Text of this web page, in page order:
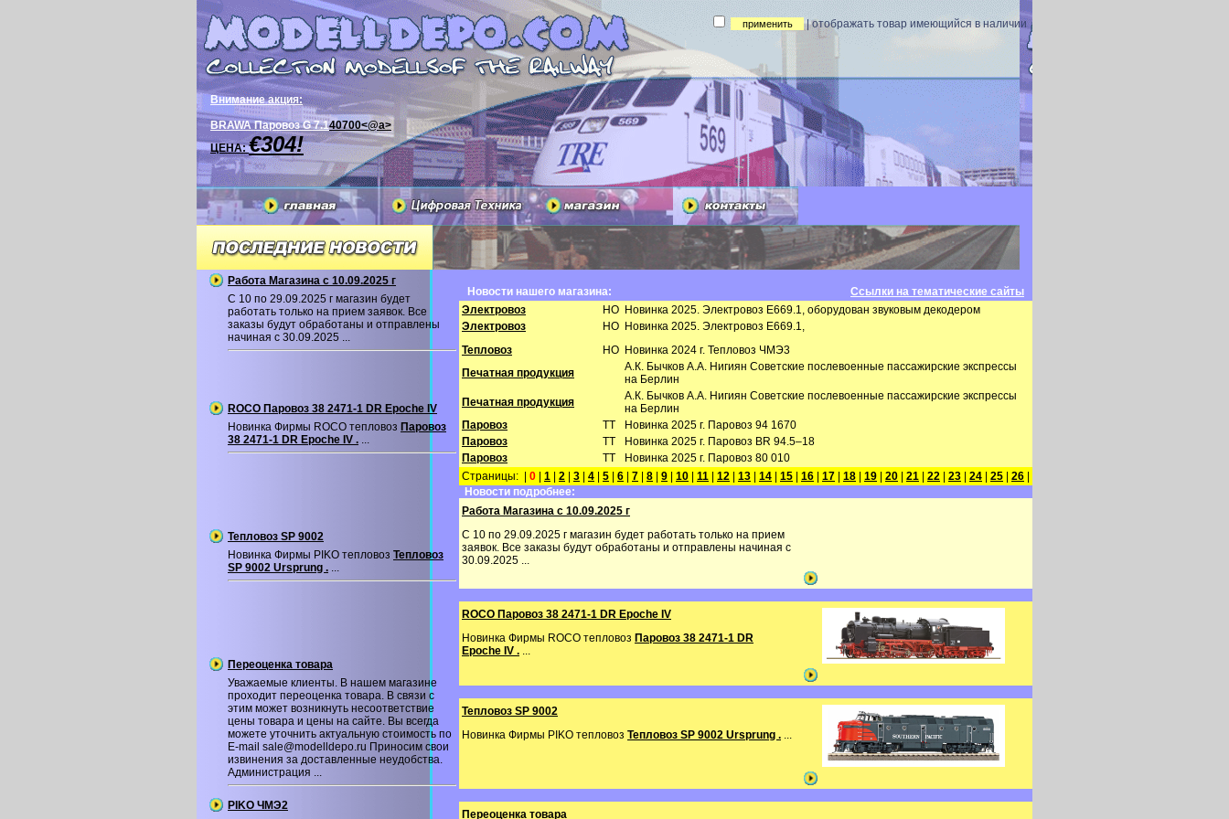
| отображать товар имеющийся в наличии
Внимание акция:
BRAWA Паровоз G 7.140700<@a>
ЦЕНА:€304!
Работа Магазина с 10.09.2025 г
С 10 по 29.09.2025 г магазин будет
работать только на прием заявок. Все
заказы будут обработаны и отправлены
начиная с 30.09.2025 ...
ROCO Паровоз 38 2471-1 DR Epoche IV
Новинка Фирмы ROCO тепловоз Паровоз
38 2471-1 DR Epoche IV . ...
Тепловоз SP 9002
Новинка Фирмы PIKO тепловоз Тепловоз
SP 9002 Ursprung . ...
Переоценка товара
Уважаемые клиенты. В нашем магазине
проходит переоценка товара. В связи с
этим может возникнуть несоответствие
цены товара и цены на сайте. Вы всегда
можете уточнить актуальную стоимость по
E-mail sale@modelldepo.ru Приносим свои
извинения за доставленные неудобства.
Администрация ...
PIKO ЧМЭ2
Новости нашего магазина:
Ссылки на тематические сайты
Электровоз
HO Новинка 2025. Электровоз E669.1, оборудован звуковым декодером
Электровоз
HO Новинка 2025. Электровоз E669.1,
Тепловоз
HO Новинка 2024 г. Тепловоз ЧМЭ3
Печатная продукция
А.К. Бычков А.А. Нигиян Советские послевоенные пассажирские экспрессы
на Берлин
Печатная продукция
А.К. Бычков А.А. Нигиян Советские послевоенные пассажирские экспрессы
на Берлин
Паровоз
TT
Новинка 2025 г. Паровоз 94 1670
Паровоз
TT
Новинка 2025 г. Паровоз BR 94.5–18
Паровоз
TT
Новинка 2025 г. Паровоз 80 010
Страницы: | 0 1 2 3 4 5 6 7 8 9 10 11 12 13 14 15 16 17 18 19 20 21 22 23 24 25 26
Новости подробнее:
Работа Магазина с 10.09.2025 г
С 10 по 29.09.2025 г магазин будет работать только на прием
заявок. Все заказы будут обработаны и отправлены начиная с
30.09.2025 ...
ROCO Паровоз 38 2471-1 DR Epoche IV
Новинка Фирмы ROCO тепловоз Паровоз 38 2471-1 DR
Epoche IV . ...
Тепловоз SP 9002
Новинка Фирмы PIKO тепловоз Тепловоз SP 9002 Ursprung . ...
Переоценка товара